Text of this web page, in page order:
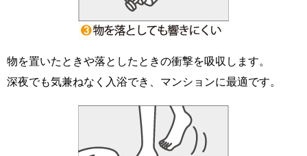
物を置いたときや落としたときの衝撃を吸収します。
深夜でも気兼ねなく入浴でき、マンションに最適です。